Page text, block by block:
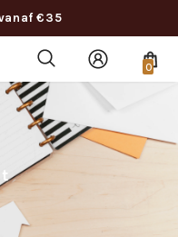
€35
0